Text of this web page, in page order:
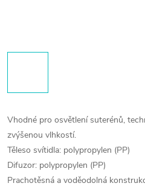
Vhodné pro osvětlení suterénů,
zvýšenou vlhkostí.
Těleso svítidla: polypropylen (PP)
Difuzor: polypropylen (PP)
Prachotěsná a voděodolná